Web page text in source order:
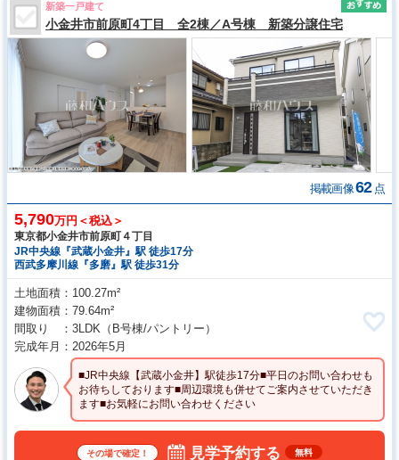
新築一戸建て
小金井市前原町4丁目 全2棟／A号棟 新築分譲住宅
掲載画像62 点
5,790万円＜税込＞
東京都小金井市前原町４丁目
JR中央線『武蔵小金井』駅 徒歩17分
西武多摩川線『多磨』駅 徒歩31分
土地面積
100.27m²
建物面積
79.64m²
間取り
3LDK （B号棟/パントリー）
完成年月
2026年5月
■JR中央線【武蔵小金井】駅徒歩17分■平日のお問い合わせも
お待ちしております■周辺環境も併せてご案内させていただき
ます■お気軽にお問い合わせください
その場で確定！ 見学予約する 無料